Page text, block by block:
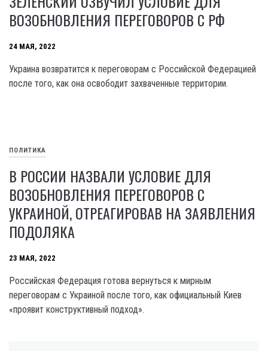
ВОЗОБНОВЛЕНИЯ ПЕРЕГОВОРОВ С РФ
24 МАЯ, 2022
Украина возвратится к переговорам с Российской Федерацией
после того, как она освободит захваченные территории.
ПОЛИТИКА
В РОССИИ НАЗВАЛИ УСЛОВИЕ ДЛЯ
ВОЗОБНОВЛЕНИЯ ПЕРЕГОВОРОВ С
УКРАИНОЙ, ОТРЕАГИРОВАВ НА ЗАЯВЛЕНИЯ
ПОДОЛЯКА
23 МАЯ, 2022
Российская Федерация готова вернуться к мирным
переговорам с Украиной после того, как официальный Киев
«проявит конструктивный подход».